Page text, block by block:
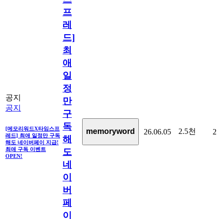
공지
공지
[메모리워드X타임스프
레드] 최애 일정만 구독
해도 네이버페이 지급!
최애 구독 이벤트
OPEN!
프
레
드]
최
애
일
정
만
구
독
해
도
네
이
버
페
이
memoryword 26.06.05 2.5천 2